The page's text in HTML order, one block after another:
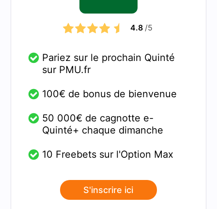
4.8 /5
Pariez sur le prochain Quinté
sur PMU.fr
100€ de bonus de bienvenue
50 000€ de cagnotte e-
Quinté+ chaque dimanche
10 Freebets sur l'Option Max
S'inscrire ici